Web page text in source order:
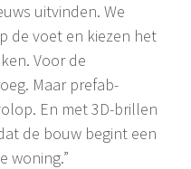
uitvinden. We
de voet en kiezen het
Voor de
Maar prefab-
En met 3D-brillen
de bouw begint een
woning.”